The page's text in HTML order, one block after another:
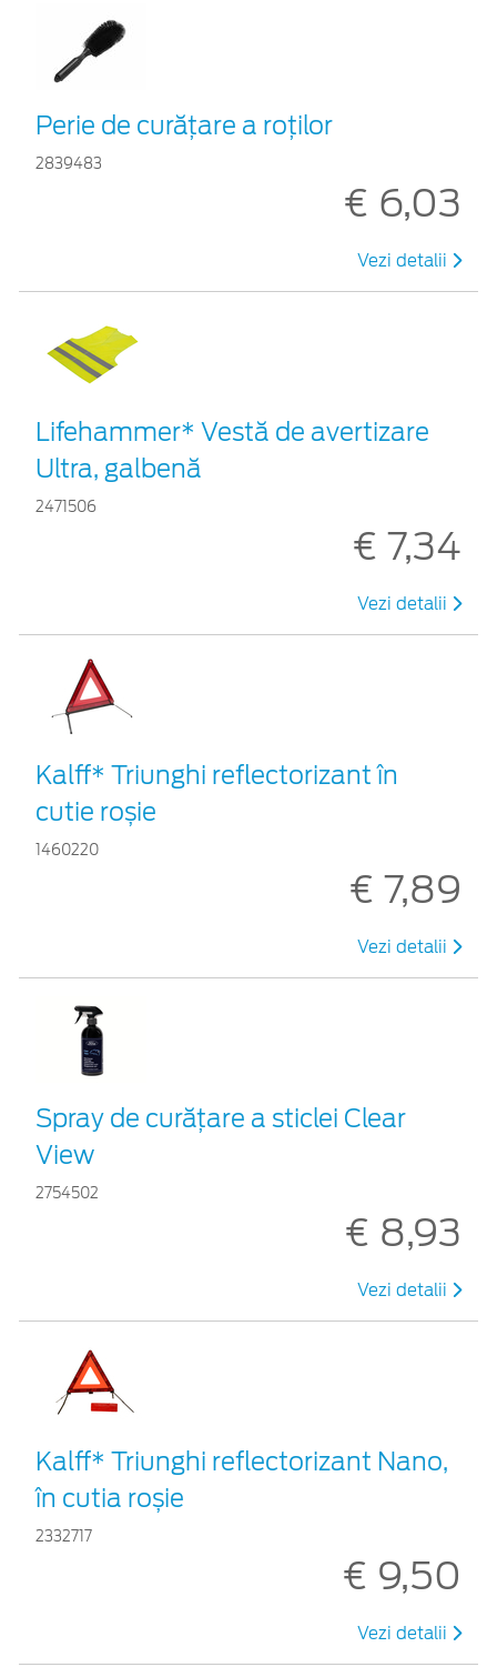
Perie de curățare a roților
2839483
€ 6,03
Vezi detalii
Lifehammer* Vestă de avertizare
Ultra, galbenă
2471506
€ 7,34
Vezi detalii
Kalff* Triunghi reflectorizant în
cutie roșie
1460220
€ 7,89
Vezi detalii
Spray de curățare a sticlei Clear
View
2754502
€ 8,93
Vezi detalii
Kalff* Triunghi reflectorizant Nano,
în cutia roșie
2332717
€ 9,50
Vezi detalii